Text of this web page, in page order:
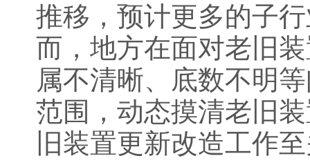
推移，预计更多的子
而，地方在面对老旧
属不清晰、底数不明
范围，动态摸清老旧
旧装置更新改造工作